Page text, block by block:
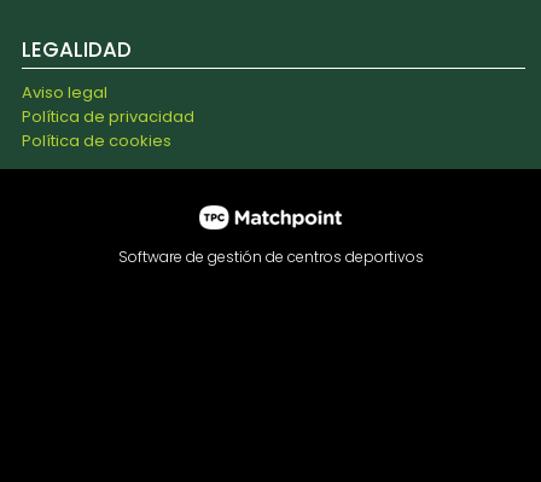
LEGALIDAD
Aviso legal
Política de privacidad
Política de cookies
Software de gestión de centros deportivos